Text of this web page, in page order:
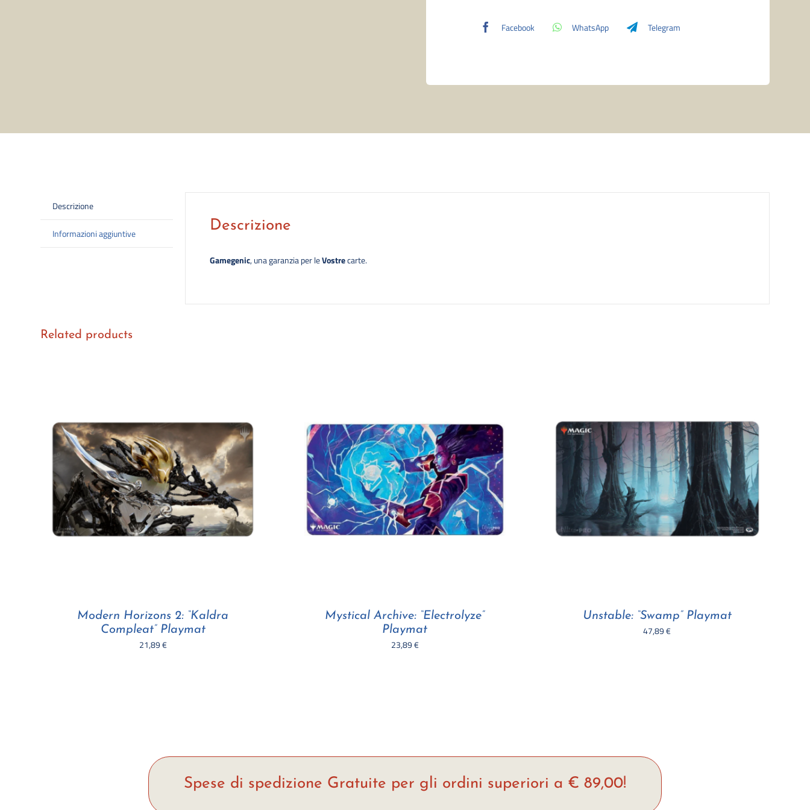
Facebook WhatsApp Telegram
Descrizione
Informazioni aggiuntive Descrizione
Gamegenic, una garanzia per leVostrecarte.
Related products
Modern Horizons 2: “Kaldra
Compleat” Playmat
21,89€
Mystical Archive: “Electrolyze”
Playmat
23,89€
Unstable: “Swamp” Playmat
47,89€
Spese di spedizione Gratuite per gli ordini superiori a € 89,00!